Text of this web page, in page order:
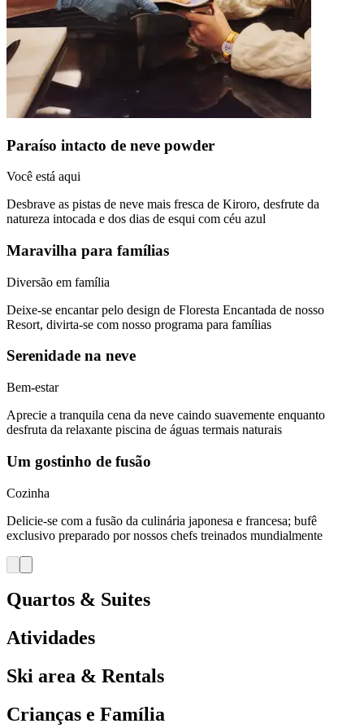
Paraíso intacto de neve powder
Você está aqui
Desbrave as pistas de neve mais fresca de Kiroro, desfrute da
natureza intocada e dos dias de esqui com céu azul
Maravilha para famílias
Diversão em família
Deixe-se encantar pelo design de Floresta Encantada de nosso
Resort, divirta-se com nosso programa para famílias
Serenidade na neve
Bem-estar
Aprecie a tranquila cena da neve caindo suavemente enquanto
desfruta da relaxante piscina de águas termais naturais
Um gostinho de fusão
Cozinha
Delicie-se com a fusão da culinária japonesa e francesa; bufê
exclusivo preparado por nossos chefs treinados mundialmente
Quartos & Suites
Atividades
Ski area & Rentals
Crianças e Família